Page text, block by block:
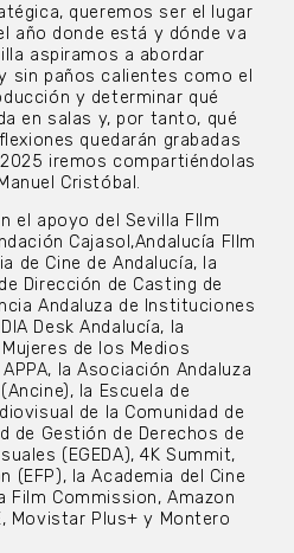
queremos ser el lugar
año donde está y dónde va
aspiramos a abordar
sin paños calientes como el
y determinar qué
en salas y, por tanto, qué
quedarán grabadas
iremos compartiéndolas
Cristóbal.
el apoyo del Sevilla FIlm
Cajasol,Andalucía FIlm
de Cine de Andalucía, la
Dirección de Casting de
Andaluza de Instituciones
Desk Andalucía, la
de los Medios
la Asociación Andaluza
la Escuela de
de la Comunidad de
de Gestión de Derechos de
(EGEDA), 4K Summit,
(EFP), la Academia del Cine
Film Commission, Amazon
Movistar Plus+ y Montero